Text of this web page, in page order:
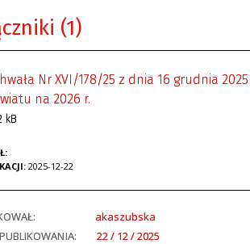
(1)
Nr XVI/178/25 z dnia 16 grudnia
na 2026 r.
kB
2025-12-22
akaszubska
22 / 12 / 2025